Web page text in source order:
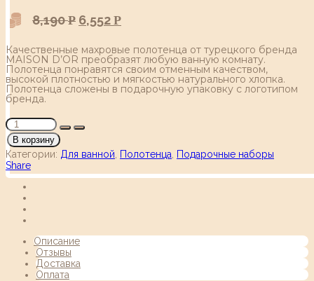
8,190Р 6,552 Р
Качественные махровые полотенца от турецкого бренда
MAISON D’OR преобразят любую ванную комнату.
Полотенца понравятся своим отменным качеством,
высокой плотностью и мягкостью натурального хлопка.
Полотенца сложены в подарочную упаковку с логотипом
бренда.
В корзину
Категории: Для ванной Полотенца
Подарочные наборы
Share
Описание
Отзывы
Доставка
Оплата